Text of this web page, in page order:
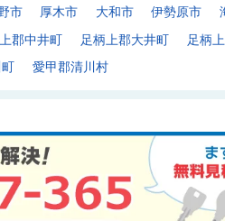
市 厚木市 大和市 伊勢原市
郡中井町 足柄上郡大井町 足柄
愛甲郡清川村